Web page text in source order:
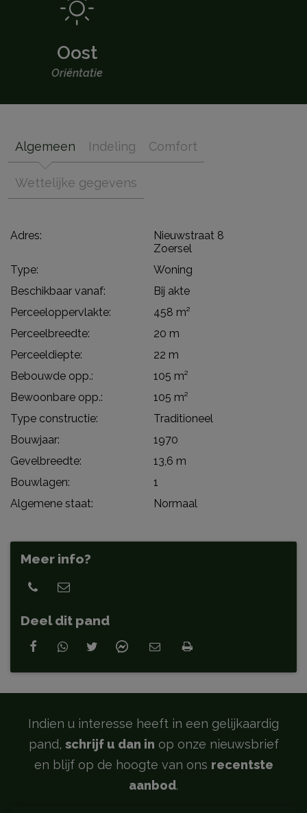
Oost
Oriëntatie
Algemeen Indeling Comfort
Wettelijke gegevens
Adres:
Nieuwstraat 8
Zoersel
Type:
Woning
Beschikbaar vanaf:
Bij akte
Perceeloppervlakte:
458 m²
Perceelbreedte:
20 m
Perceeldiepte:
22 m
Bebouwde opp.:
105 m²
Bewoonbare opp.:
105 m²
Type constructie:
Traditioneel
Bouwjaar:
1970
Gevelbreedte:
13,6 m
Bouwlagen:
1
Algemene staat:
Normaal
Meer info?
Deel dit pand
Indien u interesse heeft in een gelijkaardig
pand, schrijf u dan in op onze nieuwsbrief
en blijf op de hoogte van ons recentste
aanbod.